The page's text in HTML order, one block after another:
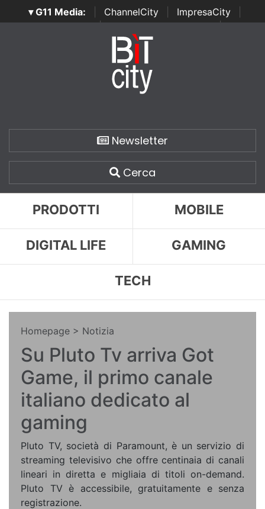
▾ G11 Media: ChannelCity ImpresaCity
SecurityOpenLab | Italian Channel Awards | Italian
Italian Security Awards
Newsletter
Cerca
PRODOTTI MOBILE
DIGITAL LIFE GAMING
TECH
Homepage > Notizia
Su Pluto Tv arriva Got
Game, il primo canale
italiano dedicato al
gaming
Pluto TV, società di Paramount, è un servizio di
streaming televisivo che offre centinaia di canali
lineari in diretta e migliaia di titoli on-demand.
Pluto TV è accessibile, gratuitamente e senza
registrazione.